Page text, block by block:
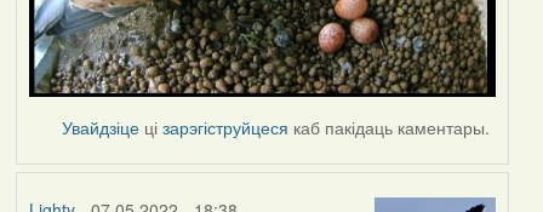
Увайдзіце цізарэгіструйцеся каб пакідаць каментары.